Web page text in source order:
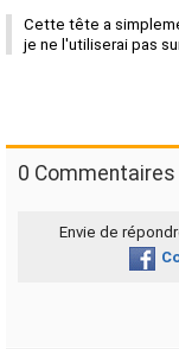
Cette tête a
je ne l'utiliserai pas
0
Envie de